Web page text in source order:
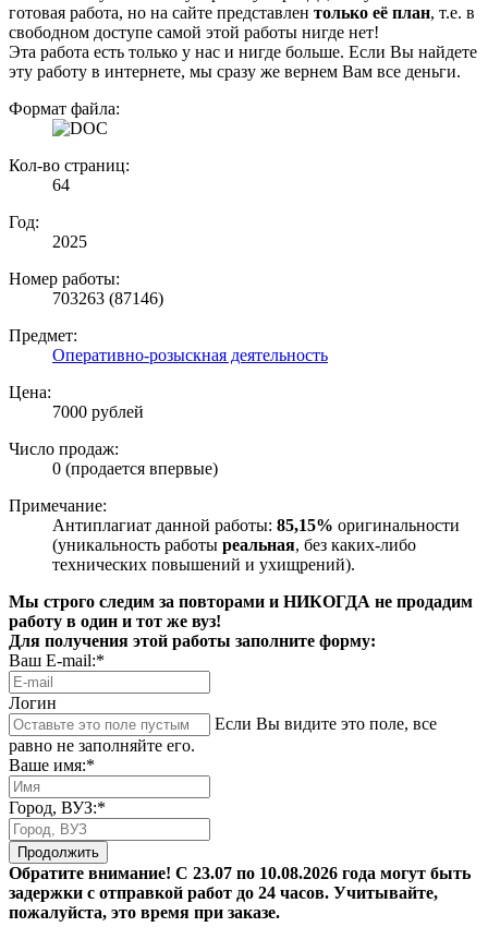
готовая работа, но на сайте представлен только её план, т.е. в
свободном доступе самой этой работы нигде нет!
Эта работа есть только у нас и нигде больше. Если Вы найдете
эту работу в интернете, мы сразу же вернем Вам все деньги.
Формат файла:
Кол-во страниц:
64
Год:
2025
Номер работы:
703263 (87146)
Предмет:
Оперативно-розыскная деятельность
Цена:
7000 рублей
Число продаж:
0 (продается впервые)
Примечание:
Антиплагиат данной работы: 85,15% оригинальности
(уникальность работы реальная, без каких-либо
технических повышений и ухищрений).
Мы строго следим за повторами и НИКОГДА не продадим
работу в один и тот же вуз!
Для получения этой работы заполните форму:
Ваш E-mail:*
Логин
Если Вы видите это поле, все
равно не заполняйте его.
Ваше имя:*
Город, ВУЗ:*
Продолжить
Обратите внимание! С 23.07 по 10.08.2026 года могут быть
задержки с отправкой работ до 24 часов. Учитывайте,
пожалуйста, это время при заказе.